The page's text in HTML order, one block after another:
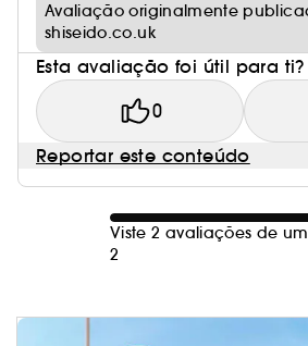
・Este véu muito resistente à
resíduos de produto que
em comparação com os outros
solares não resistentes à água.
・Esta embalagem é composta
*Sem a tampa
Avaliação originalmente
shiseido.co.uk
Esta avaliação foi útil para ti?
0
Reportar este conteúdo
Viste 2 avaliações de
2